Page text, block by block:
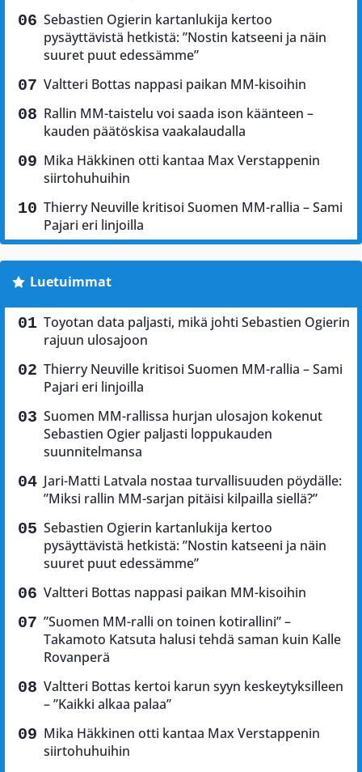
Sebastien Ogierin kartanlukija kertoo
pysäyttävistä hetkistä: ”Nostin katseeni ja näin
suuret puut edessämme”
Valtteri Bottas nappasi paikan MM-kisoihin
Rallin MM-taistelu voi saada ison käänteen –
kauden päätöskisa vaakalaudalla
Mika Häkkinen otti kantaa Max Verstappenin
siirtohuhuihin
Thierry Neuville kritisoi Suomen MM-rallia – Sami
Pajari eri linjoilla
Luetuimmat
Toyotan data paljasti, mikä johti Sebastien Ogierin
rajuun ulosajoon
Thierry Neuville kritisoi Suomen MM-rallia – Sami
Pajari eri linjoilla
Suomen MM-rallissa hurjan ulosajon kokenut
Sebastien Ogier paljasti loppukauden
suunnitelmansa
Jari-Matti Latvala nostaa turvallisuuden pöydälle:
”Miksi rallin MM-sarjan pitäisi kilpailla siellä?”
Sebastien Ogierin kartanlukija kertoo
pysäyttävistä hetkistä: ”Nostin katseeni ja näin
suuret puut edessämme”
Valtteri Bottas nappasi paikan MM-kisoihin
”Suomen MM-ralli on toinen kotirallini” –
Takamoto Katsuta halusi tehdä saman kuin Kalle
Rovanperä
Valtteri Bottas kertoi karun syyn keskeytyksilleen
– ”Kaikki alkaa palaa”
Mika Häkkinen otti kantaa Max Verstappenin
siirtohuhuihin